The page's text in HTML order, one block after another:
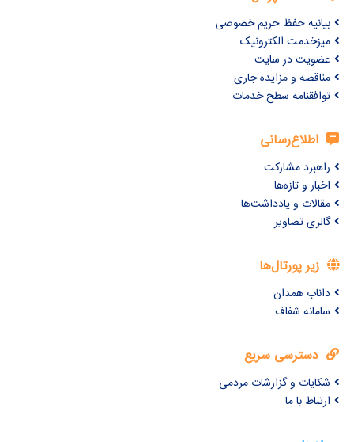
بیانیه حفظ حریم خصوصی
میزخدمت الکترونیک
عضویت در سایت
مناقصه و مزایده جاری
توافقنامه سطح خدمات
اطلاع‌رسانی
راهبرد مشارکت
اخبار و تازه‌ها
مقالات و یادداشت‌ها
گالری تصاویر
زیر پورتال‌ها
داناب همدان
سامانه شفاف
دسترسی سریع
شکایات و گزارشات مردمی
ارتباط با ما